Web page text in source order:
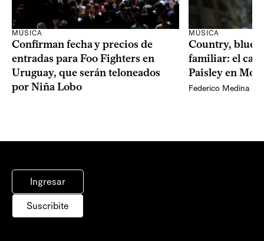
MÚSICA
Confirman fecha y precios de
entradas para Foo Fighters en
Uruguay, que serán teloneados
por Niña Lobo
MÚSICA
Country,
familiar: el
Paisley en
Federico Medina
Ingresar
Suscribite